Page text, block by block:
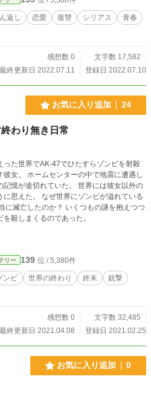
返し 恋愛 復讐 シリアス
青春
感想数 0
文字数 17,582
最終更新日 2022.07.11
登録日 2022.07.10
お気に入り追加 24
わり無き日常
った世界でAK-47でひたすらゾンビを射殺
彼女。 ホームセンターの中で地震に遭遇し
記憶が途切れていた。 世界には彼女以外の
にゾンビが溢れている
を殺しまくるのであった。
リー 139 位 / 5,380件
ンビ 世界の終わり 終末
銃撃
感想数 0
文字数 32,485
最終更新日 2021.04.08
登録日 2021.02.25
お気に入り追加 0